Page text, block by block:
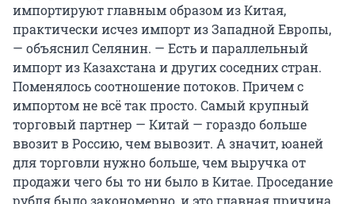
импортируют главным образом из Китая,
практически исчез импорт из Западной Европы,
— объяснил Селянин. — Есть и параллельный
импорт из Казахстана и других соседних стран.
Поменялось соотношение потоков. Причем с
импортом не всё так просто. Самый крупный
торговый партнер — Китай — гораздо больше
ввозит в Россию, чем вывозит. А значит, юаней
для торговли нужно больше, чем выручка от
продажи чего бы то ни было в Китае. Проседание
рубля было закономерно, и это главная причина,